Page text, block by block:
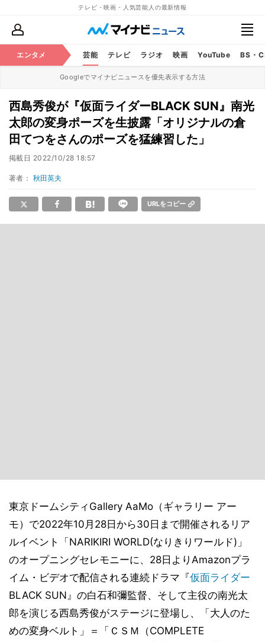
テレビ・映画・人気芸能人の最新情報
エンタメ 芸能 テレビ ラジオ 映画 YouTube BS・
Googleでマイナビニュースを優先表示する方法
西島秀俊が『仮面ライダーBLACK SUN』南光
太郎の変身ポーズを生披露「オリジナルの倉
田てつをさんのポーズを猛練習した」
掲載日 2022/10/28 18:57
著者： 秋田英夫
URLをコピー
東京ドームシティGallery AaMo（ギャラリー アー
モ）で2022年10月28日から30日まで開催されるリア
ルイベント「NARIKIRI WORLD(なりきりワールド)」
のオープニングセレモニーに、28日よりAmazonプラ
イム・ビデオで配信される連続ドラマ『仮面ライダー
BLACK SUN』の白石和彌監督、そして主役の南光太
郎を演じる西島秀俊がステージに登場し、「大人のた
めの変身ベルト」＝「ＣＳＭ（COMPLETE